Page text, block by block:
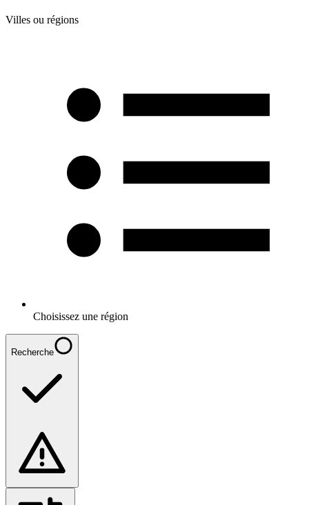
Villes ou régions
Choisissez une région
Recherche